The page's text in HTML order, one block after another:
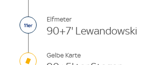
Elfmeter
90+7' Lewandowski
Gelbe Karte